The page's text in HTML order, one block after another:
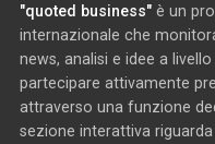
"quoted business" è un
internazionale che
news, analisi e idee a
partecipare attivamente
attraverso una funzione
sezione interattiva